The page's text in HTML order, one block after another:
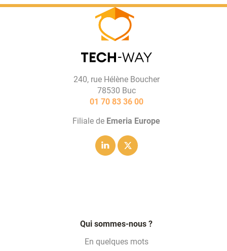
240, rue Hélène Boucher
78530 Buc
01 70 83 36 00
Filiale de Emeria Europe
Qui sommes-nous ?
En quelques mots